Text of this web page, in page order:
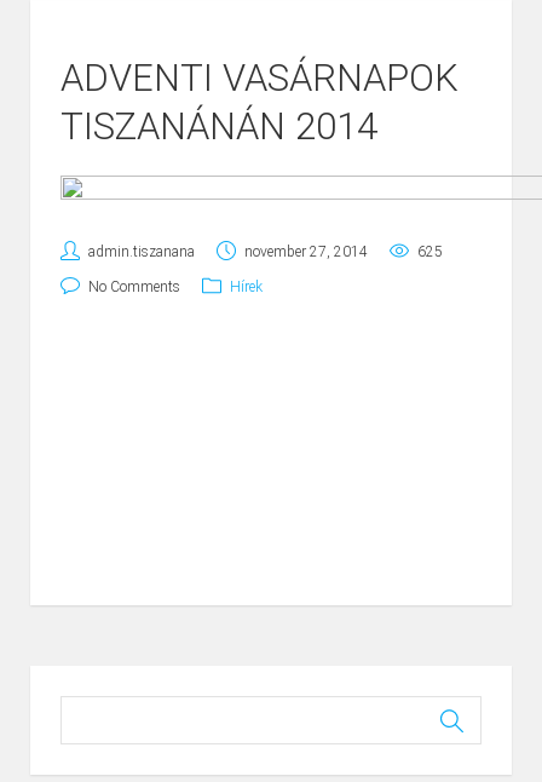
ADVENTI VASÁRNAPOK
TISZANÁNÁN 2014
admin.tiszanana november 27, 2014 625
No Comments Hírek